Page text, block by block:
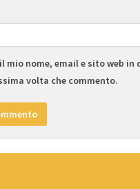
mio nome, email e sito web in
volta che commento.